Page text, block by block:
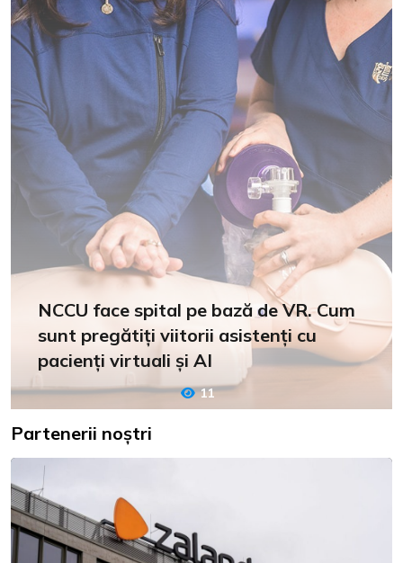
NCCU face spital pe bază de VR. Cum
sunt pregătiți viitorii asistenți cu
pacienți virtuali și AI
11
Partenerii noștri